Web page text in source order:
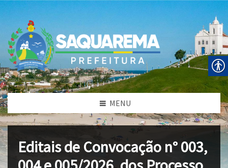
MENU
Editais de Convocação n° 003,